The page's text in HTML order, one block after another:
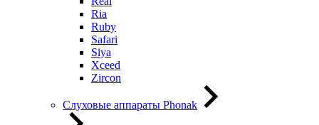
Ria
Ruby
Safari
Siya
Xceed
Zircon
Слуховые аппараты Phonak